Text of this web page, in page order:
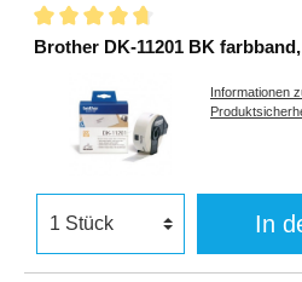
Brother DK-11201 BK
Informationen
In